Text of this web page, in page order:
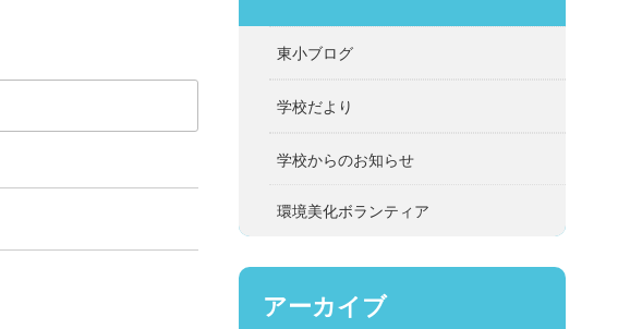
東小ブログ
学校だより
学校からのお知らせ
環境美化ボランティア
アーカイブ